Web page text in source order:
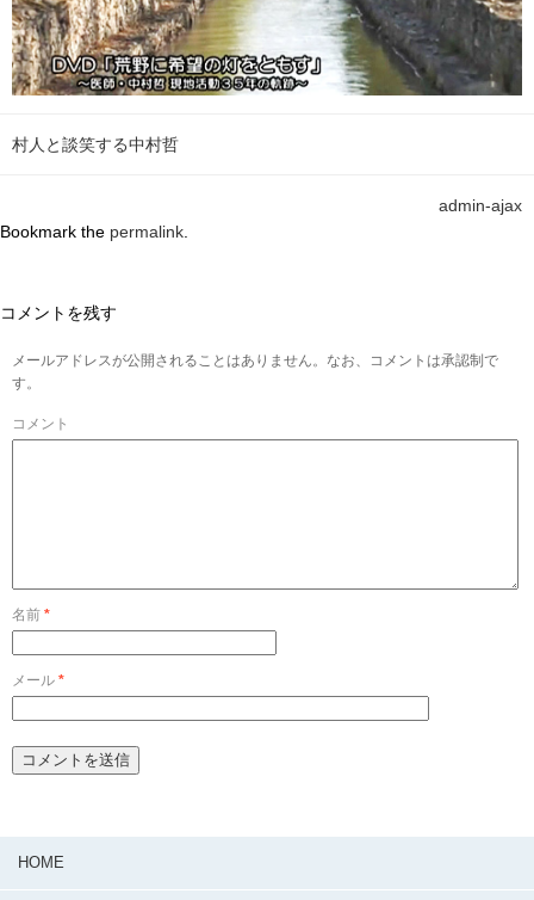
村人と談笑する中村哲
admin-ajax
Bookmark the permalink.
コメントを残す
メールアドレスが公開されることはありません。なお、コメントは承認制で
す。
コメント
名前 *
メール *
HOME